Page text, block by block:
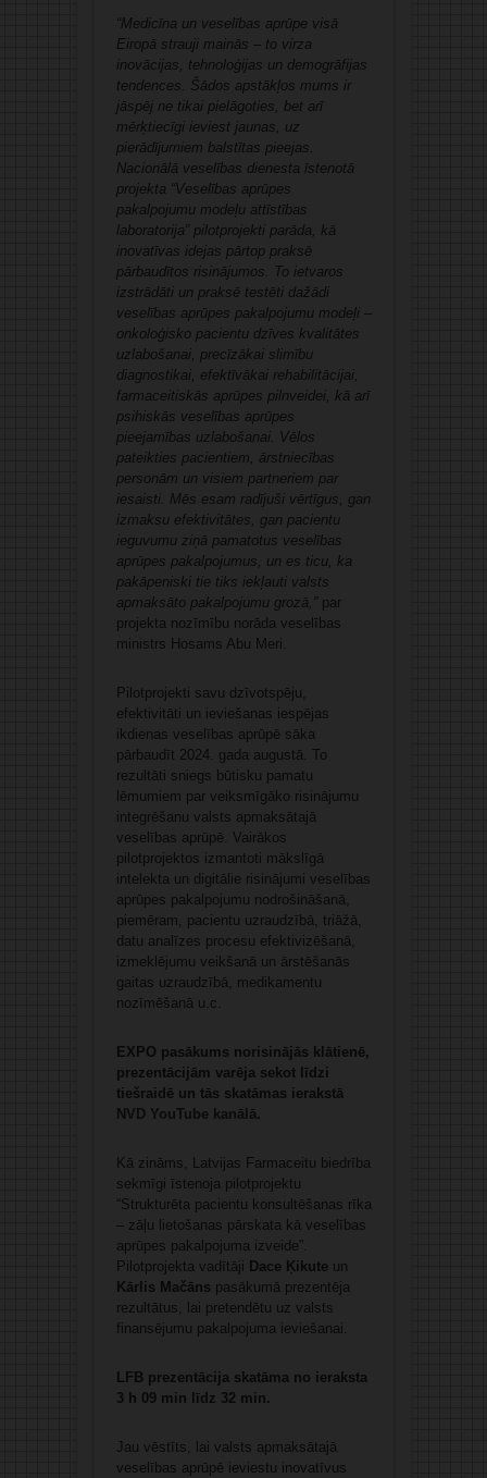
“Medicīna un veselības aprūpe visā
Eiropā strauji mainās – to virza
inovācijas, tehnoloģijas un demogrāfijas
tendences. Šādos apstākļos mums ir
jāspēj ne tikai pielāgoties, bet arī
mērķtiecīgi ieviest jaunas, uz
pierādījumiem balstītas pieejas.
Nacionālā veselības dienesta īstenotā
projekta “Veselības aprūpes
pakalpojumu modeļu attīstības
laboratorija” pilotprojekti parāda, kā
inovatīvas idejas pārtop praksē
pārbaudītos risinājumos. To ietvaros
izstrādāti un praksē testēti dažādi
veselības aprūpes pakalpojumu modeļi –
onkoloģisko pacientu dzīves kvalitātes
uzlabošanai, precīzākai slimību
diagnostikai, efektīvākai rehabilitācijai,
farmaceitiskās aprūpes pilnveidei, kā arī
psihiskās veselības aprūpes
pieejamības uzlabošanai. Vēlos
pateikties pacientiem, ārstniecības
personām un visiem partneriem par
iesaisti. Mēs esam radījuši vērtīgus, gan
izmaksu efektivitātes, gan pacientu
ieguvumu ziņā pamatotus veselības
aprūpes pakalpojumus, un es ticu, ka
pakāpeniski tie tiks iekļauti valsts
apmaksāto pakalpojumu grozā,”
par
projekta nozīmību norāda veselības
ministrs Hosams Abu Meri.
Pilotprojekti savu dzīvotspēju,
efektivitāti un ieviešanas iespējas
ikdienas veselības aprūpē sāka
pārbaudīt 2024. gada augustā. To
rezultāti sniegs būtisku pamatu
lēmumiem par veiksmīgāko risinājumu
integrēšanu valsts apmaksātajā
veselības aprūpē. Vairākos
pilotprojektos izmantoti mākslīgā
intelekta un digitālie risinājumi veselības
aprūpes pakalpojumu nodrošināšanā,
piemēram, pacientu uzraudzībā, triāžā,
datu analīzes procesu efektivizēšanā,
izmeklējumu veikšanā un ārstēšanās
gaitas uzraudzībā, medikamentu
nozīmēšanā u.c.
EXPO pasākums norisinājās klātienē,
prezentācijām varēja sekot līdzi
tiešraidē un tās skatāmas ierakstā
NVD YouTube kanālā.
Kā zināms, Latvijas Farmaceitu biedrība
sekmīgi īstenoja pilotprojektu
“Strukturēta pacientu konsultēšanas rīka
– zāļu lietošanas pārskata kā veselības
aprūpes pakalpojuma izveide”.
Pilotprojekta vadītāji Dace Ķikute un
Kārlis Mačāns pasākumā prezentēja
rezultātus, lai pretendētu uz valsts
finansējumu pakalpojuma ieviešanai.
LFB prezentācija skatāma no ieraksta
3 h 09 min līdz 32 min.
Jau vēstīts, lai valsts apmaksātajā
veselības aprūpē ieviestu inovatīvus